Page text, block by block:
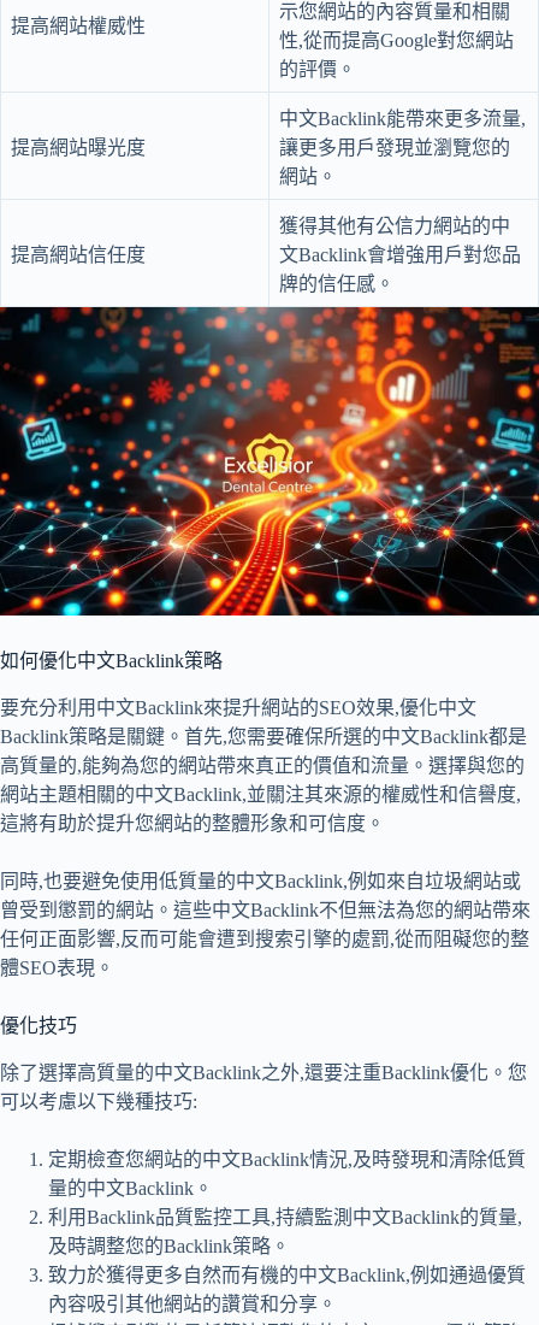
提高網站權威性
示您網站的內容質量和相關
性,從而提高Google對您網站
的評價。
提高網站曝光度
中文Backlink能帶來更多流量,
讓更多用戶發現並瀏覽您的
網站。
提高網站信任度
獲得其他有公信力網站的中
文Backlink會增強用戶對您品
牌的信任感。
如何優化中文Backlink策略
要充分利用中文Backlink來提升網站的SEO效果,優化中文
Backlink策略是關鍵。首先,您需要確保所選的中文Backlink都是
高質量的,能夠為您的網站帶來真正的價值和流量。選擇與您的
網站主題相關的中文Backlink,並關注其來源的權威性和信譽度,
這將有助於提升您網站的整體形象和可信度。
同時,也要避免使用低質量的中文Backlink,例如來自垃圾網站或
曾受到懲罰的網站。這些中文Backlink不但無法為您的網站帶來
任何正面影響,反而可能會遭到搜索引擎的處罰,從而阻礙您的整
體SEO表現。
優化技巧
除了選擇高質量的中文Backlink之外,還要注重Backlink優化。您
可以考慮以下幾種技巧:
定期檢查您網站的中文Backlink情況,及時發現和清除低質
量的中文Backlink。
利用Backlink品質監控工具,持續監測中文Backlink的質量,
及時調整您的Backlink策略。
致力於獲得更多自然而有機的中文Backlink,例如通過優質
內容吸引其他網站的讚賞和分享。